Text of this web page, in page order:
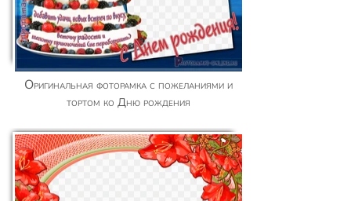
Оригинальная фоторамка с пожеланиями и
тортом ко Дню рождения